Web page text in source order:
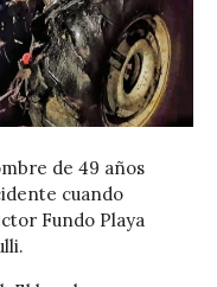
de 49 años
cuando
Fundo Playa